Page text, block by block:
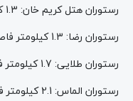
رستوران هتل کریم خان: 1.3 کیلومتر فاصله، 9 دقیقه
رستوران رضا: 1.3 کیلومتر فاصله، 9 دقیقه
رستوران طلایی: 1.7 کیلومتر فاصله، 11 دقیقه
رستوران الماس: 2.1 کیلومتر فاصله، 12 دقیقه